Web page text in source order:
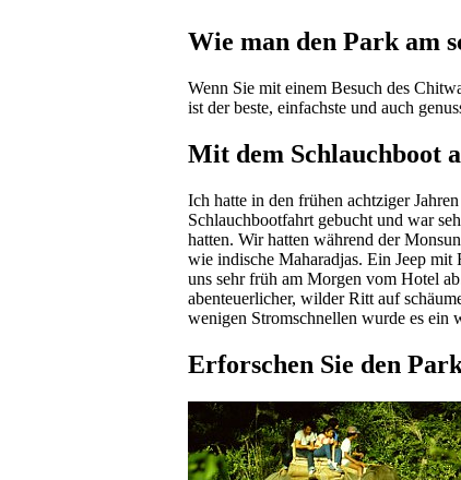
Wie man den Park am
Wenn Sie mit einem Besuch des
ist der beste, einfachste und auch
Mit dem Schlauchboot
Ich hatte in den frühen achtziger
Schlauchbootfahrt gebucht und war
hatten. Wir hatten während der
wie indische Maharadjas. Ein Jeep
uns sehr früh am Morgen vom Hotel
abenteuerlicher, wilder Ritt auf
wenigen Stromschnellen wurde es ein
Erforschen Sie den